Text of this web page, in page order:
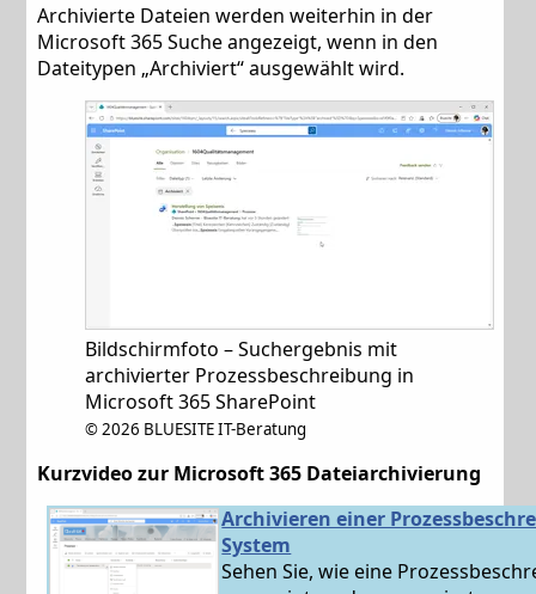
Archivierte Dateien werden weiterhin in der
Microsoft 365 Suche angezeigt, wenn in den
Dateitypen „Archiviert“ ausgewählt wird.
Bildschirmfoto – Suchergebnis mit
archivierter Prozessbeschreibung in
Microsoft 365 SharePoint
©2026 BLUESITE IT-Beratung
Kurzvideo zur Microsoft 365 Dateiarchivierung
Archivieren einer
System
Sehen Sie, wie eine